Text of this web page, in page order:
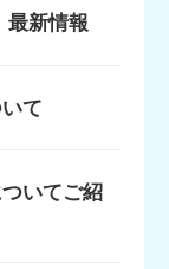
最新情報
て
いてご紹